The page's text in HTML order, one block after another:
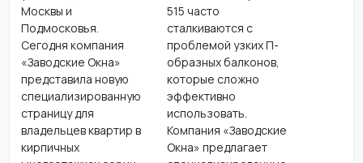
Москвы и
Подмосковья.
Сегодня компания
«Заводские Окна»
представила новую
специализированную
страницу для
владельцев квартир в
кирпичных
515 часто
сталкиваются с
проблемой узких П-
образных балконов,
которые сложно
эффективно
использовать.
Компания «Заводские
Окна» предлагает